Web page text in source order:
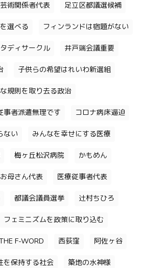
術関係者代表 足立区都議選候補
選べる フィンランドは宿題がない
ディサークル 井戸端会議重要
子供らの希望はれいわ新選組
規則を取り去る政治
事者派遣無理です コロナ病床逼迫
ない みんなを幸せにする医療
梅ヶ丘松沢病院 かもめん
母さん代表 医療従事者代表
都議会議員選挙 辻村ちひろ
フェミニズムを政策に取り込む
F-WORD 西荻窪 阿佐ヶ谷
を保持する社会 築地の水神様